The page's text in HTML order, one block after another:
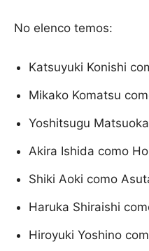
No elenco temos:
Katsuyuki Konishi
Mikako Komatsu
Yoshitsugu
Akira Ishida como
Shiki Aoki como
Haruka Shiraishi
Hiroyuki Yoshino